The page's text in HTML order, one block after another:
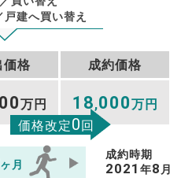
建へ買い替え
価格 成約価格
万円 18,000万円
価格改定0回
ヶ月
成約時期
2021 年8 月